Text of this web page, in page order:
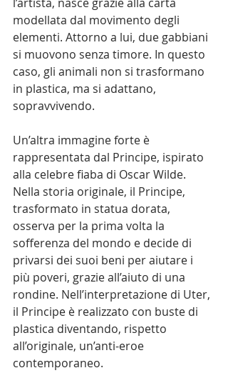
modellata dal movimento degli
elementi. Attorno a lui, due gabbiani
si muovono senza timore. In questo
caso, gli animali non si trasformano
in plastica, ma si adattano,
sopravvivendo.
Un’altra immagine forte è
rappresentata dal Principe, ispirato
alla celebre fiaba di Oscar Wilde.
Nella storia originale, il Principe,
trasformato in statua dorata,
osserva per la prima volta la
sofferenza del mondo e decide di
privarsi dei suoi beni per aiutare i
più poveri, grazie all’aiuto di una
rondine. Nell’interpretazione di Uter,
il Principe è realizzato con buste di
plastica diventando, rispetto
all’originale, un’anti-eroe
contemporaneo.